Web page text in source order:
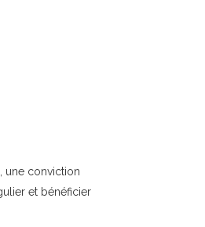
une conviction
et bénéficier